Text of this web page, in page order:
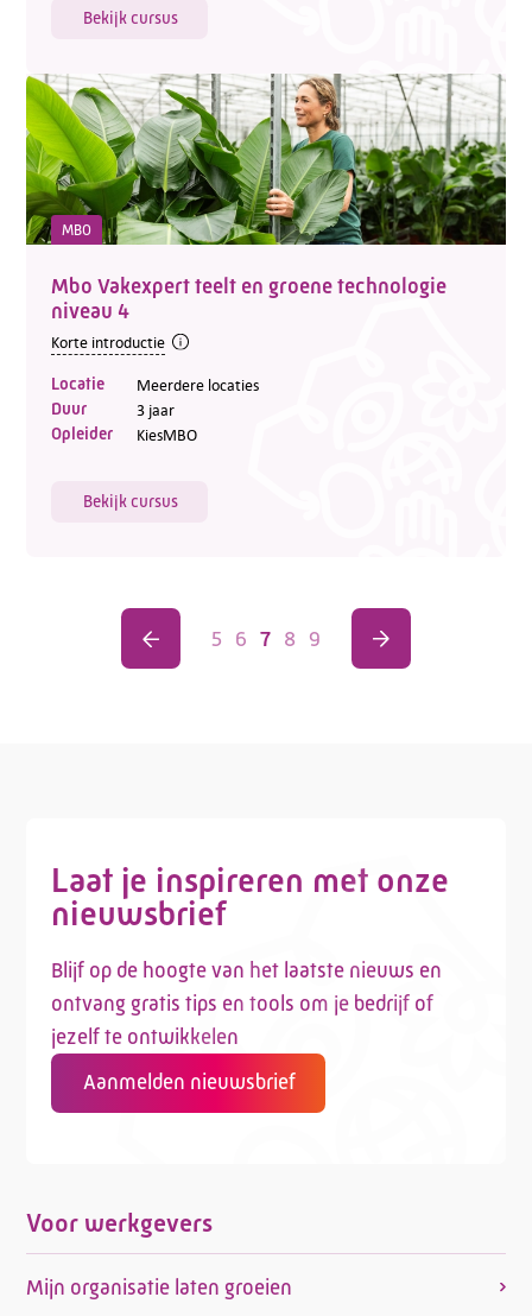
Bekijk cursus
MBO
Mbo Vakexpert teelt en groene technologie
niveau 4
Korte introductie
Locatie Meerdere locaties
Duur 3 jaar
Opleider KiesMBO
Bekijk cursus
5 6 7 8 9
Laat je inspireren met onze
nieuwsbrief
Blijf op de hoogte van het laatste nieuws en
ontvang gratis tips en tools om je bedrijf of
jezelf te ontwikkelen
Aanmelden nieuwsbrief
Voor werkgevers
Mijn organisatie laten groeien